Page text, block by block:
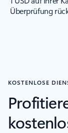
Überprüfung
KOSTENLOSE